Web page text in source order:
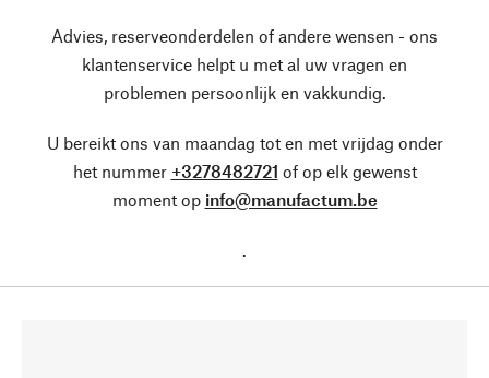
Advies, reserveonderdelen of andere wensen - ons
klantenservice helpt u met al uw vragen en
problemen persoonlijk en vakkundig.
U bereikt ons van maandag tot en met vrijdag onder
het nummer +3278482721 of op elk gewenst
moment op info@manufactum.be
.